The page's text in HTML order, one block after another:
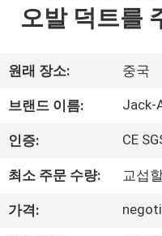
우
리
에
오발 덕트를
원래 장소: 중국
브랜드 이름: Jack-
인증: CE
최소 주문 수량: 교섭
가격: